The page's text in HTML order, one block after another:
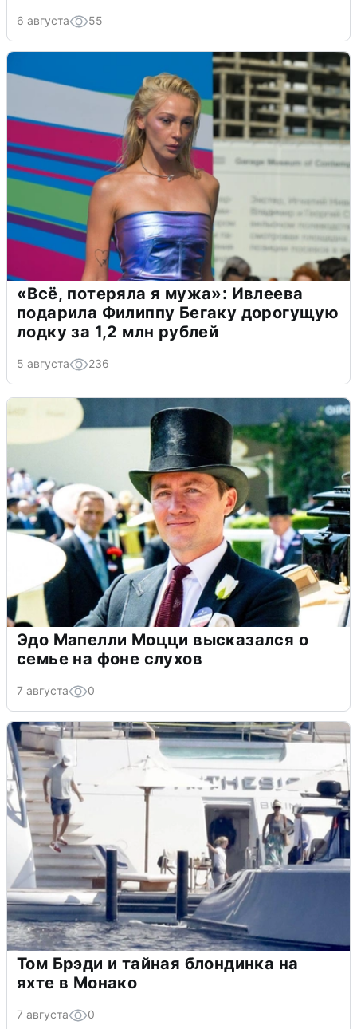
6 августа 55
«Всё, потеряла я мужа»: Ивлеева
подарила Филиппу Бегаку дорогущую
лодку за 1,2 млн рублей
5 августа 236
Эдо Мапелли Моцци высказался о
семье на фоне слухов
7 августа 0
Том Брэди и тайная блондинка на
яхте в Монако
7 августа 0